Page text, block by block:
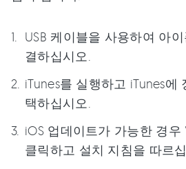
USB 케이블을 사용하여 아
결하십시오.
iTunes를 실행하고 iTunes에
택하십시오.
iOS 업데이트가 가능한 경우
클릭하고 설치 지침을 따르